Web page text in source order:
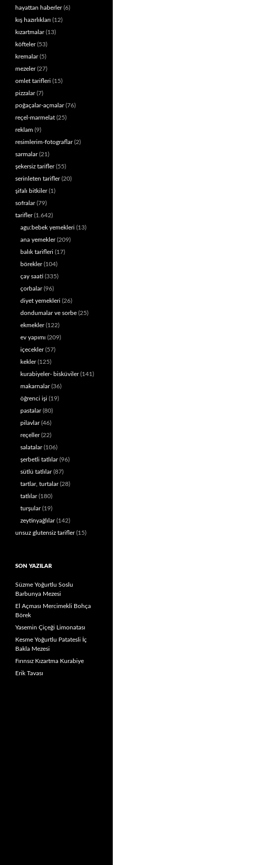
hayattan haberler(6)
kış hazırlıkları (12)
kızartmalar(13)
köfteler(53)
kremalar(5)
mezeler(27)
omlet tarifleri (15)
pizzalar(7)
poğaçalar-açmalar(76)
reçel-marmelat (25)
reklam (9)
resimlerim-fotograflar(2)
sarmalar(21)
şekersiz tarifler(55)
serinleten tarifler(20)
şifalı bitkiler(1)
sofralar(79)
tarifler(1.642)
agu:bebek yemekleri (13)
ana yemekler(209)
balık tarifleri (17)
börekler(104)
çay saati (335)
çorbalar(96)
diyet yemekleri (26)
dondumalar ve sorbe (25)
ekmekler(122)
ev yapımı (209)
içecekler(57)
kekler(125)
kurabiyeler- bisküviler(141)
makarnalar(36)
öğrenci işi (19)
pastalar(80)
pilavlar(46)
reçeller(22)
salatalar(106)
şerbetli tatlılar(96)
sütlü tatlılar(87)
tartlar, turtalar(28)
tatlılar(180)
turşular(19)
zeytinyağlılar(142)
unsuz glutensiz tarifler(15)
SON YAZILAR
Süzme Yoğurtlu Soslu
Barbunya Mezesi
El Açması Mercimekli Bohça
Börek
Yasemin Çiçeği Limonatası
Kesme Yoğurtlu Patatesli İç
Bakla Mezesi
Fırınsız Kızartma Kurabiye
Erik Tavası